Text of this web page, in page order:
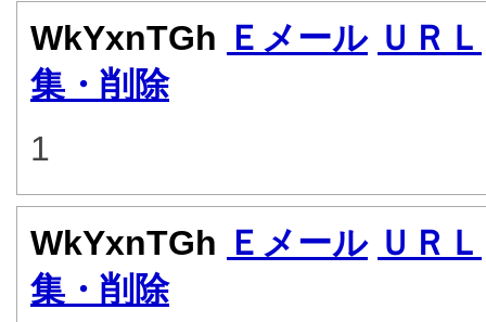
WkYxnTGh Ｅメール ＵＲＬ
集・削除
1
WkYxnTGh Ｅメール ＵＲＬ
集・削除